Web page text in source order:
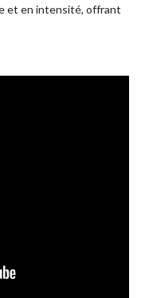
et en intensité, offrant